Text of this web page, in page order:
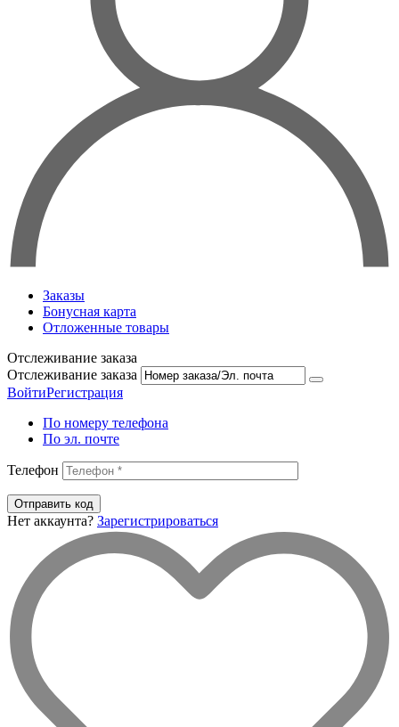
Заказы
Бонусная карта
Отложенные товары
Отслеживание заказа
Отслеживание заказа
ВойтиРегистрация
По номеру телефона
По эл. почте
Телефон
Отправить код
Нет аккаунта? Зарегистрироваться